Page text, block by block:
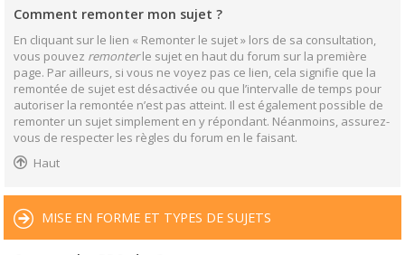
Comment remonter mon sujet ?
En cliquant sur le lien « Remonter le sujet » lors de sa consultation,
vous pouvez remonterle sujet en haut du forum sur la première
page. Par ailleurs, si vous ne voyez pas ce lien, cela signifie que la
remontée de sujet est désactivée ou que l’intervalle de temps pour
autoriser la remontée n’est pas atteint. Il est également possible de
remonter un sujet simplement en y répondant. Néanmoins, assurez-
vous de respecter les règles du forum en le faisant.
Haut
MISE EN FORME ET TYPES DE SUJETS